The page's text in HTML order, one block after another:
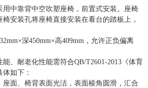
用中靠背中空吹塑座椅，前置式安装。座椅
安装孔将座椅直接安装在看台的踏板上，
mm×深450mm×高409mm，允许正负偏离
能、耐老化性能需符合QB/T2601-2013《体育
如下：
座面、椅背表面光洁，表面棱角圆滑，汇合